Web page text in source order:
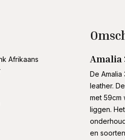
Afrikaans
De
leather.
met 59cm
liggen.
en